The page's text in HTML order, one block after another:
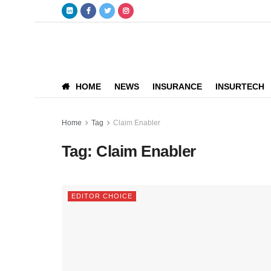
HOME NEWS INSURANCE INSURTECH
Home Tag Claim Enabler
Tag: Claim Enabler
EDITOR CHOICE